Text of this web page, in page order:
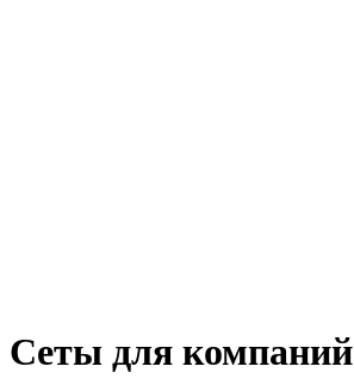
Сеты для компаний